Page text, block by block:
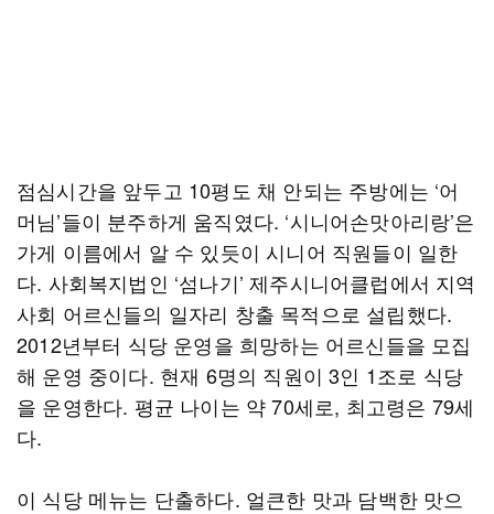
점심시간을 앞두고 10평도 채 안되는 주방에는 ‘어
머님’들이 분주하게 움직였다. ‘시니어손맛아리랑’은
가게 이름에서 알 수 있듯이 시니어 직원들이 일한
다. 사회복지법인 ‘섬나기’ 제주시니어클럽에서 지역
사회 어르신들의 일자리 창출 목적으로 설립했다.
2012년부터 식당 운영을 희망하는 어르신들을 모집
해 운영 중이다. 현재 6명의 직원이 3인 1조로 식당
을 운영한다. 평균 나이는 약 70세로, 최고령은 79세
다.
이 식당 메뉴는 단출하다. 얼큰한 맛과 담백한 맛으